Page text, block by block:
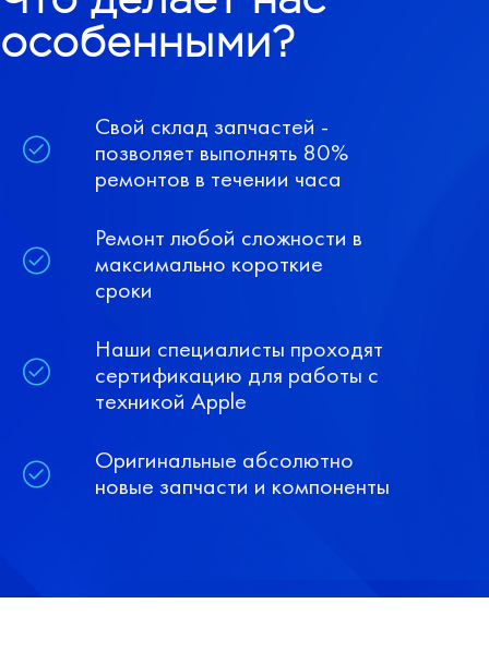
особенными?
Свой склад запчастей -
позволяет выполнять 80%
ремонтов в течении часа
Ремонт любой сложности в
максимально короткие
сроки
Наши специалисты проходят
сертификацию для работы с
техникой Apple
Оригинальные абсолютно
новые запчасти и компоненты